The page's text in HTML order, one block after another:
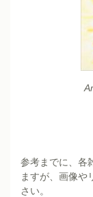
参考までに、各
ますが、画像や
さい。